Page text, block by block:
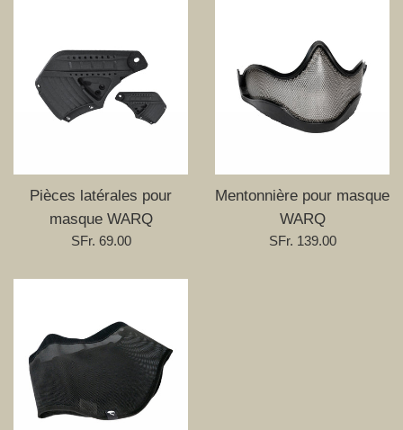
Pièces latérales pour
masque WARQ
Prix
SFr. 69.00
Mentonnière pour masque
WARQ
Prix
SFr. 139.00